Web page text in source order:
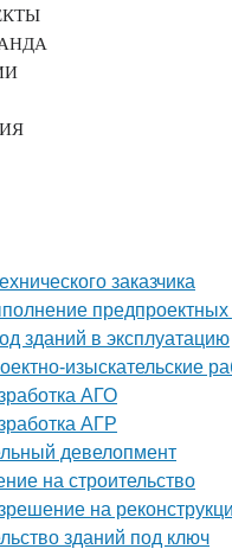
заказчика
предпроектных
зданий в эксплуатацию
изыскательские
АГО
АГР
девелопмент
на строительство
на
зданий под ключ